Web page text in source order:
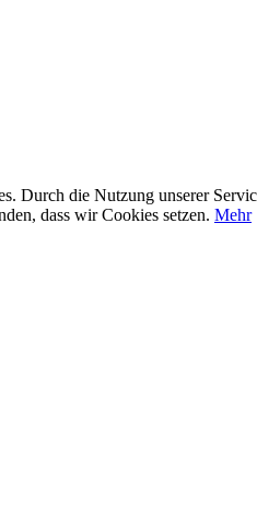
Durch die Nutzung unserer
dass wir Cookies setzen. Mehr